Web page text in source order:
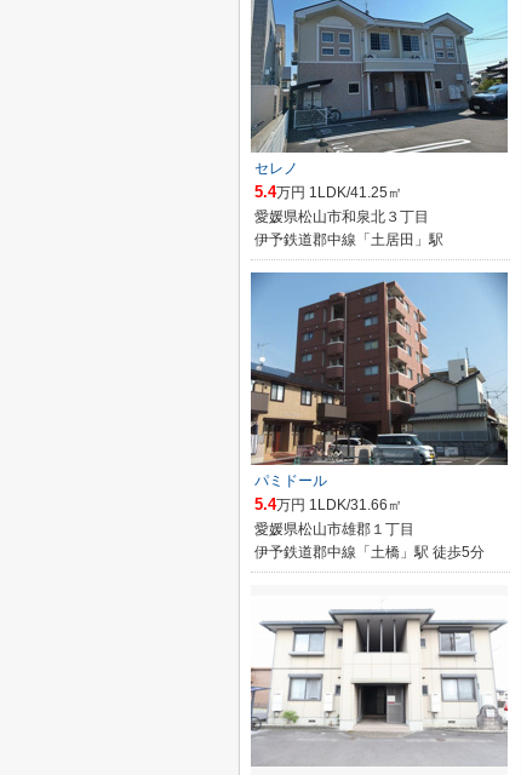
セレノ
5.4万円 1LDK/41.25㎡
愛媛県松山市和泉北３丁目
伊予鉄道郡中線「土居田」駅
パミドール
5.4万円 1LDK/31.66㎡
愛媛県松山市雄郡１丁目
伊予鉄道郡中線「土橋」駅 徒歩5分